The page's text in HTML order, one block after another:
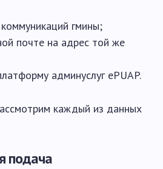
гмины;
почте на адрес той же
админуслуг ePUAP.
каждый из данных
подача